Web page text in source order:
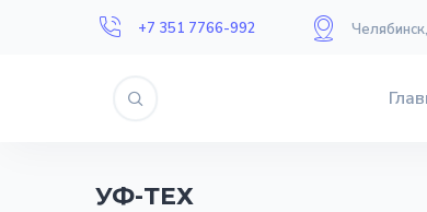
+7 351 7766-992
УФ-ТЕХ